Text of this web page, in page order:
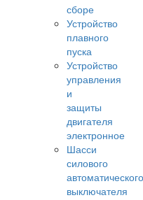
сборе
Устройство
плавного
пуска
Устройство
управления
и
защиты
двигателя
электронное
Шасси
силового
автоматического
выключателя